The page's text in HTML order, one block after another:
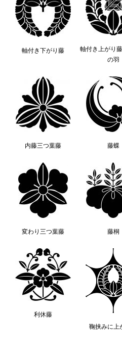
軸付き下がり藤
軸付き上がり
の羽
内藤三つ葉藤 藤蝶
変わり三つ葉藤 藤桐
利休藤
鞠挟みに上